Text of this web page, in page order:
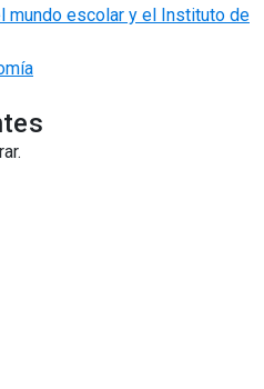
mundo escolar y el Instituto de